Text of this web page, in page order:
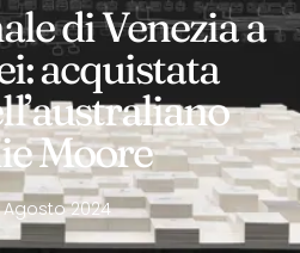
di Venezia a
acquistata
Moore
Agosto 2024